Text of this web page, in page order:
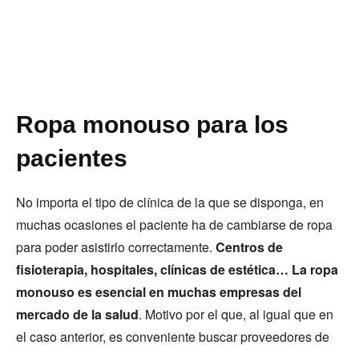
Ropa monouso para los
pacientes
No importa el tipo de clínica de la que se disponga, en
muchas ocasiones el paciente ha de cambiarse de ropa
para poder asistirlo correctamente. Centros de
fisioterapia, hospitales, clínicas de estética… La ropa
monouso es esencial en muchas empresas del
mercado de la salud. Motivo por el que, al igual que en
el caso anterior, es conveniente buscar proveedores de